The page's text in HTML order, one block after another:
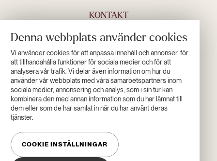
KONTAKT
+46 (0)960 555 00
INFO@HOTELL-LAPONIA.SE
KONTAKTA OSS
ÖPPETTIDER
Denna webbplats använder cookies
Vi använder cookies för att anpassa innehåll och annonser, för
att tillhandahålla funktioner för sociala medier och för att
analysera vår trafik. Vi delar även information om hur du
använder vår webbplats med våra samarbetspartners inom
sociala medier, annonsering och analys, som i sin tur kan
kombinera den med annan information som du har lämnat till
dem eller som de har samlat in när du har använt deras
tjänster.
COOKIE INSTÄLLNINGAR